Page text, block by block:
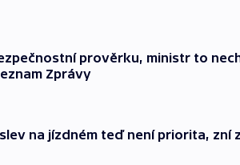
prověrku, ministr to
Zprávy
na jízdném teď není priorita, zní z